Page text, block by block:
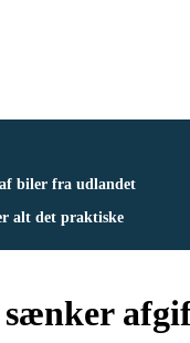
biler fra udlandet
alt det praktiske